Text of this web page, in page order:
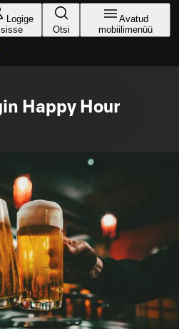
Logige
sisse
Otsi
Avatud
mobiilimenüü
Happy Hour